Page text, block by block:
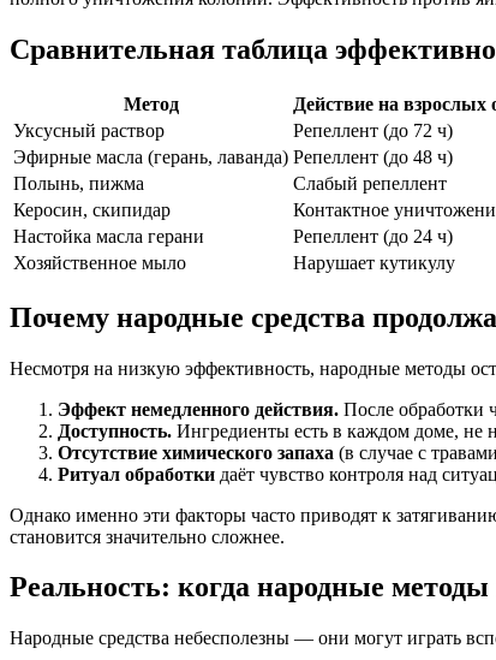
Сравнительная таблица
Метод Действие на взрослых
Уксусный раствор
Репеллент (до 72 ч)
Эфирные масла (герань, лаванда) Репеллент (до 48 ч)
Полынь, пижма
Слабый репеллент
Керосин, скипидар
Контактное
Настойка масла герани
Репеллент (до 24 ч)
Хозяйственное мыло
Нарушает кутикулу
Почему народные средства
Несмотря на низкую эффективность, народные методы
Эффект немедленного действия. После обработки
Доступность. Ингредиенты есть в каждом доме, не
Отсутствие химического запаха (в случае с
Ритуал обработки даёт чувство контроля над
Однако именно эти факторы часто приводят к
становится значительно сложнее.
Реальность: когда народные
Народные средства небесполезны — они могут играть